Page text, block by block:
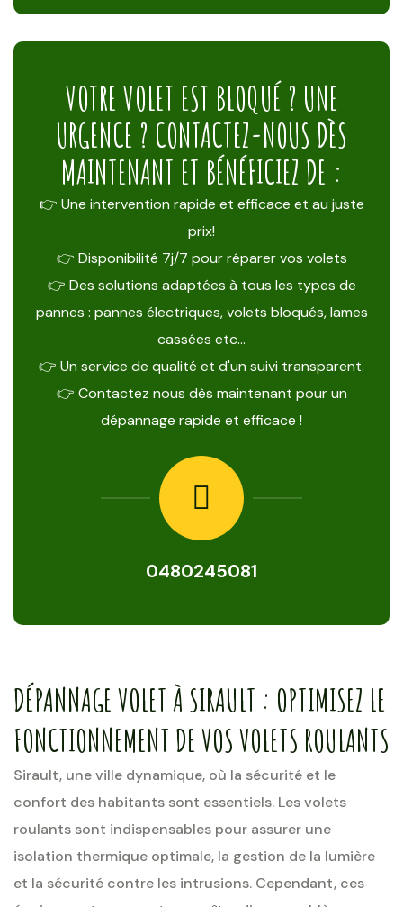
VOTRE VOLET EST BLOQUÉ ? UNE
URGENCE ? CONTACTEZ-NOUS DÈS
MAINTENANT ET BÉNÉFICIEZ DE :
👉 Une intervention rapide et efficace et au juste
prix!
👉 Disponibilité 7j/7 pour réparer vos volets
👉 Des solutions adaptées à tous les types de
pannes : pannes électriques, volets bloqués, lames
cassées etc…
👉 Un service de qualité et d'un suivi transparent.
👉 Contactez nous dès maintenant pour un
dépannage rapide et efficace !
0480245081
DÉPANNAGE VOLET À SIRAULT : OPTIMISEZ LE
FONCTIONNEMENT DE VOS VOLETS ROULANTS
Sirault, une ville dynamique, où la sécurité et le
confort des habitants sont essentiels. Les volets
roulants sont indispensables pour assurer une
isolation thermique optimale, la gestion de la lumière
et la sécurité contre les intrusions. Cependant, ces